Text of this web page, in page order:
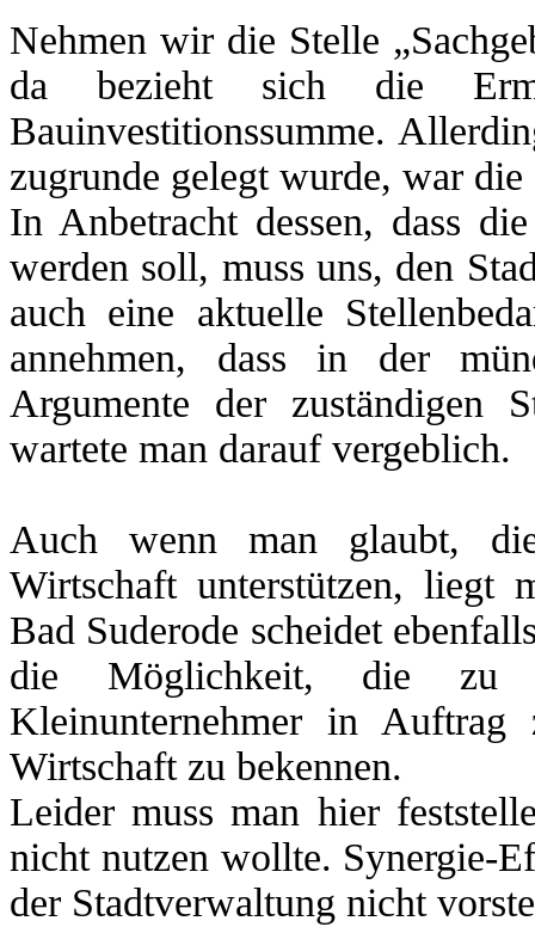
Nehmen wir die Stelle
da bezieht sich die
Bauinvestitionssumme.
zugrunde gelegt wurde, war die
In Anbetracht dessen, dass
werden soll, muss uns, den
auch eine aktuelle
annehmen, dass in der
Argumente der zuständigen
wartete man darauf vergeblich.
Auch wenn man glaubt,
Wirtschaft unterstützen, liegt
Bad Suderode scheidet
die Möglichkeit, die zu
Kleinunternehmer in
Wirtschaft zu bekennen.
Leider muss man hier
nicht nutzen wollte. Synergie-
der Stadtverwaltung nicht